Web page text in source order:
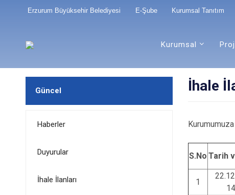
Erzurum Büyüksehir Belediyesi E-Şube Kurumsal Tanıtım
Kurumsal
Güncel
Haberler
Duyurular
İhale İlanları
İhale
S.No Tarih
1